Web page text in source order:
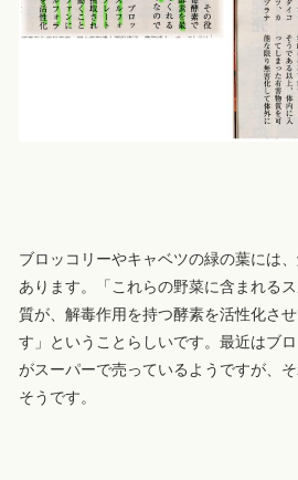
ブロッコリーやキャベツの緑の葉には
あります。「これらの野菜に含まれる
質が、解毒作用を持つ酵素を活性化さ
す」ということらしいです。最近はブ
がスーパーで売っているようですが、
そうです。